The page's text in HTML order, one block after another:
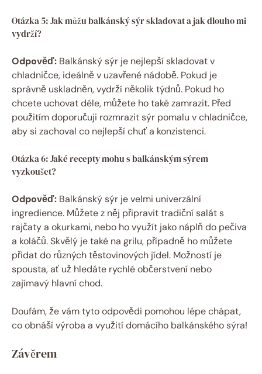
Otázka 5: Jak můžu balkánský sýr skladovat a jak dlouho mi
vydrží?
Odpověď: Balkánský sýr je nejlepší skladovat v
chladničce, ideálně v uzavřené nádobě. Pokud je
správně uskladněn, vydrží několik týdnů. Pokud ho
chcete uchovat déle, můžete ho také zamrazit. Před
použitím doporučuji rozmrazit sýr pomalu v chladničce,
aby si zachoval co nejlepší chuť a konzistenci.
Otázka 6: Jaké recepty mohu s balkánským sýrem
vyzkoušet?
Odpověď: Balkánský sýr je velmi univerzální
ingredience. Můžete z něj připravit tradiční salát s
rajčaty a okurkami, nebo ho využít jako náplň do pečiva
a koláčů. Skvělý je také na grilu, případně ho můžete
přidat do různých těstovinových jídel. Možností je
spousta, ať už hledáte rychlé občerstvení nebo
zajímavý hlavní chod.
Doufám, že vám tyto odpovědi pomohou lépe chápat,
co obnáší výroba a využití domácího balkánského sýra!
Závěrem